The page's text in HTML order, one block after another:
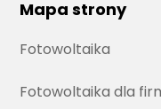
Mapa strony
Fotowoltaika
Fotowoltaika dla